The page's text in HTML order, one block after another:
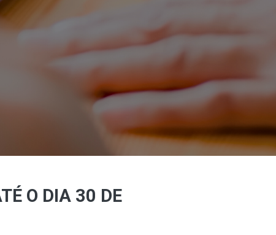
O DIA 30 DE